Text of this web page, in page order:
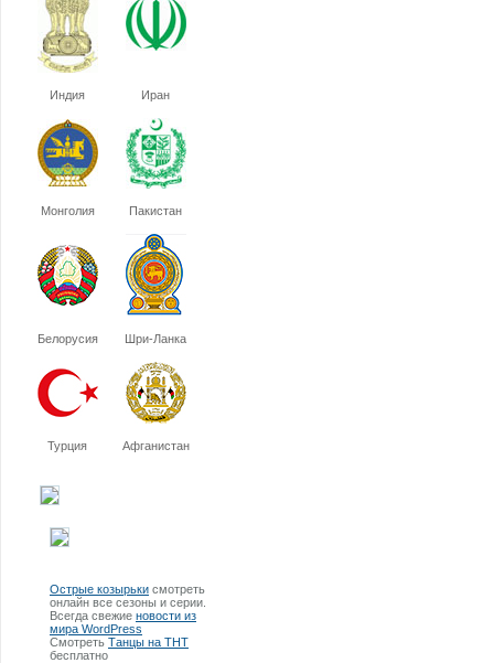
Индия Иран
Монголия Пакистан
Белорусия Шри-Ланка
Турция Афганистан
Острые козырьки смотреть
онлайн все сезоны и серии.
Всегда свежие новости из
мира WordPress
Смотреть Танцы на ТНТ
бесплатно